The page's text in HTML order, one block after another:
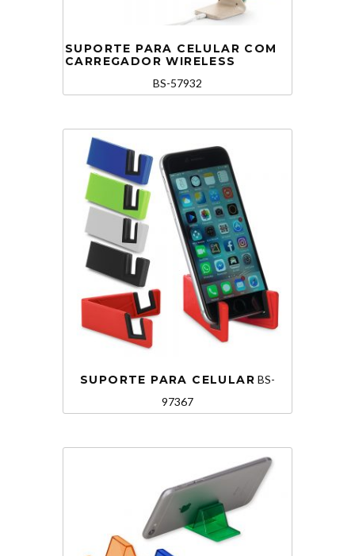
SUPORTE PARA CELULAR COM
CARREGADOR WIRELESS
BS-57932
SUPORTE PARA CELULAR BS-
97367